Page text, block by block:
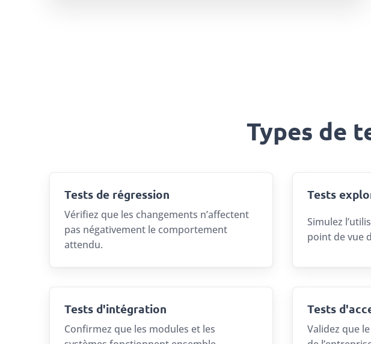
Types de
Tests de régression
Vérifiez que les changements n’affectent
pas négativement le comportement
attendu.
Tests
Simulez
point de vue
Tests d'intégration
Confirmez que les modules et les
Tests
Validez que